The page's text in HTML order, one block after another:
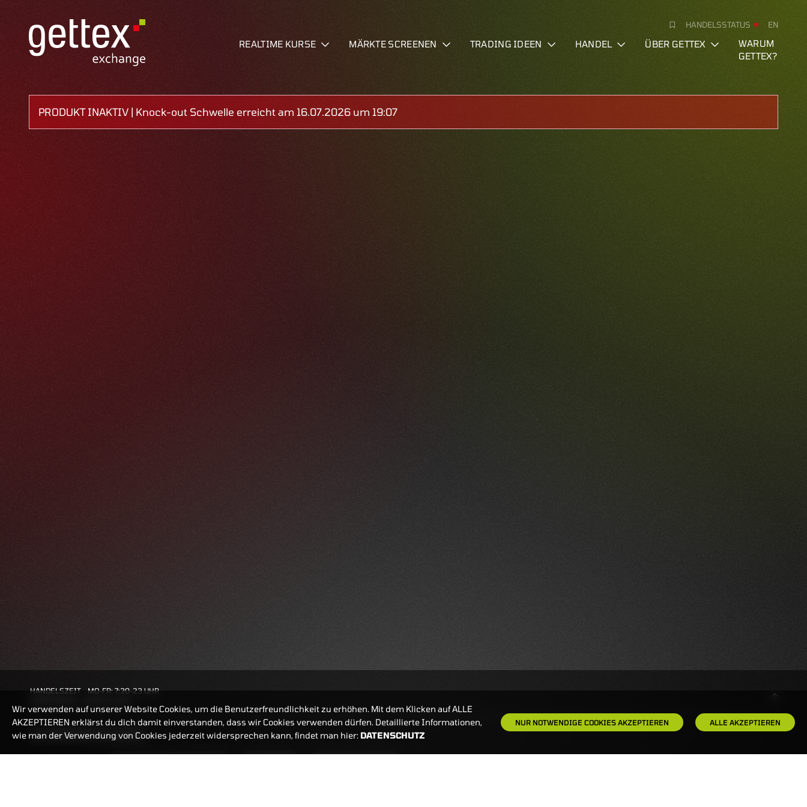
HANDELSSTATUS EN
REALTIME KURSE MÄRKTE SCREENEN TRADING IDEEN HANDEL ÜBER GETTEX
WARUM
GETTEX?
PRODUKT INAKTIV | Knock-out Schwelle erreicht am 16.07.2026 um 19:07
BANKEINSTELLUNGEN
HANDELSZEIT
MO-FR: 7:30-23 UHR
Wir verwenden auf unserer Website Cookies, um die Benutzerfreundlichkeit zu erhöhen. Mit dem Klicken auf ALLE
AKZEPTIEREN erklärst du dich damit einverstanden, dass wir Cookies verwenden dürfen. Detaillierte Informationen,
wie man der Verwendung von Cookies jederzeit widersprechen kann, findet man hier: DATENSCHUTZ
NUR NOTWENDIGE COOKIES AKZEPTIEREN ALLE AKZEPTIEREN